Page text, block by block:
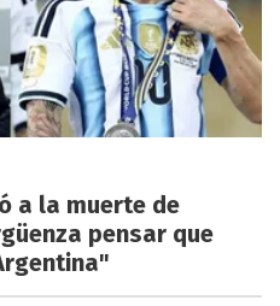
a la muerte de
pensar que